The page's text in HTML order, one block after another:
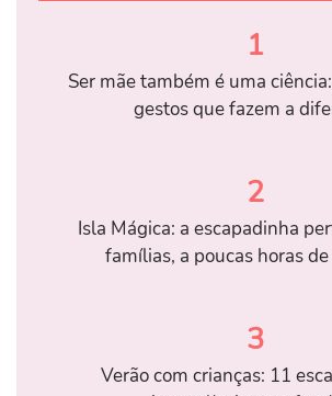
1
Ser mãe também é uma
gestos que fazem a
2
Isla Mágica: a escapadinha
famílias, a poucas horas
3
Verão com crianças: 11